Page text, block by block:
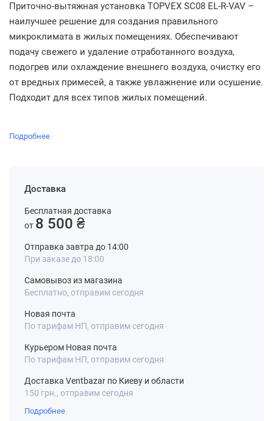
Приточно-вытяжная установка TOPVEX SC08 EL-R-VAV –
наилучшее решение для создания правильного
микроклимата в жилых помещениях. Обеспечивают
подачу свежего и удаление отработанного воздуха,
подогрев или охлаждение внешнего воздуха, очистку его
от вредных примесей, а также увлажнение или осушение.
Подходит для всех типов жилых помещений.
Подробнее
Доставка
Бесплатная доставка
от 8 500 ₴
Отправка завтра до 14:00
При заказе до 18:00
Самовывоз из магазина
Бесплатно, отправим сегодня
Новая почта
По тарифам НП, отправим сегодня
Курьером Новая почта
По тарифам НП, отправим сегодня
Доставка Ventbazar по Киеву и области
150 грн., отправим сегодня
Подробнее